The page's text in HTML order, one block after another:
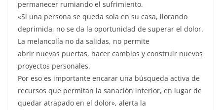
permanecer rumiando el sufrimiento.
«Si una persona se queda sola en su casa, llorando
deprimida, no se da la oportunidad de superar el dolor.
La melancolía no da salidas, no permite
abrir nuevas puertas, hacer cambios y construir nuevos
proyectos personales.
Por eso es importante encarar una búsqueda activa de
recursos que permitan la sanación interior, en lugar de
quedar atrapado en el dolor», alerta la